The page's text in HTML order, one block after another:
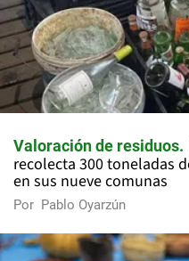
Valoración de residuos
recolecta 300 toneladas
en sus nueve comunas
Por Pablo Oyarzún